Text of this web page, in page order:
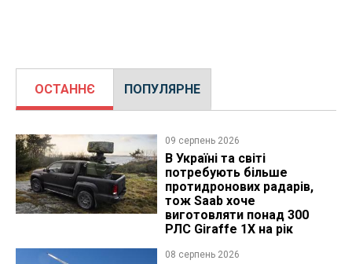
ОСТАННЄ ПОПУЛЯРНЕ
09 серпень 2026
В Україні та світі
потребують більше
протидронових радарів,
тож Saab хоче
виготовляти понад 300
РЛС Giraffe 1X на рік
08 серпень 2026